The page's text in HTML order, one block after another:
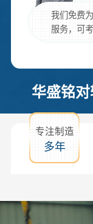
我们免费
服务，可
华盛铭
专注制造
多年